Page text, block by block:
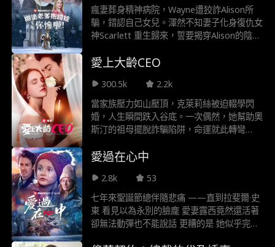
瘋妻葬身精神病院，Wayne遭狡詐Alison所
騙，錯認自己女兒。渾然不知妻子化身復仇女
神Scarlett 重生歸來，誓要揭穿Alison的陰
愛上大齡CEO
300.5k
2.2k
當家族壓力如山壓頂，克萊莉絲被迫輟學閃
婚，人生瞬間跌入谷底。一次偶然，她幫助奧
斯汀的祖母擺脫詐騙陷阱，命運就此轉彎
長，為了完成祖母的心願，開出一紙「假結
相交的平行線，卻在利益牽引下結成聯盟。
然而她不知道，眼前這位看似溫和有禮的「孫
子」，其實正隱藏著不為人知的真實身份。
假戲會不會成真？交易背後，究竟是誰動了真
愛過在心中
2.8k
53
七年來聖誕節總伴隨悲痛 ——直到拉斐爾·史
東 看見以為永別的臉龐 愛妻露西竟然還活著
卻無法動彈也不能說話 更糟的是 她似乎完全